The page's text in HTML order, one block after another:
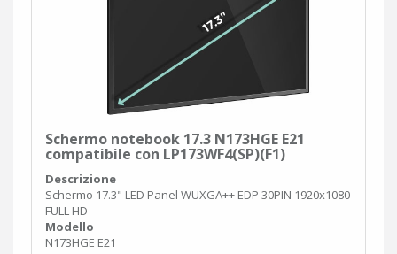
Schermo notebook 17.3 N173HGE E21
compatibile con LP173WF4(SP)(F1)
Descrizione
Schermo 17.3" LED Panel WUXGA++ EDP 30PIN 1920x1080
FULL HD
Modello
N173HGE E21